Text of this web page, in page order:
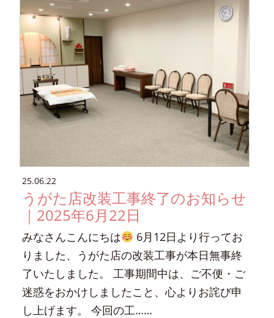
25.06.22
うがた店改装工事終了のお知らせ
｜2025年6月22日
みなさんこんにちは
6月12日より行ってお
りました、うがた店の改装工事が本日無事終
了いたしました。 工事期間中は、ご不便・ご
迷惑をおかけしましたこと、心よりお詫び申
し上げます。 今回の工……